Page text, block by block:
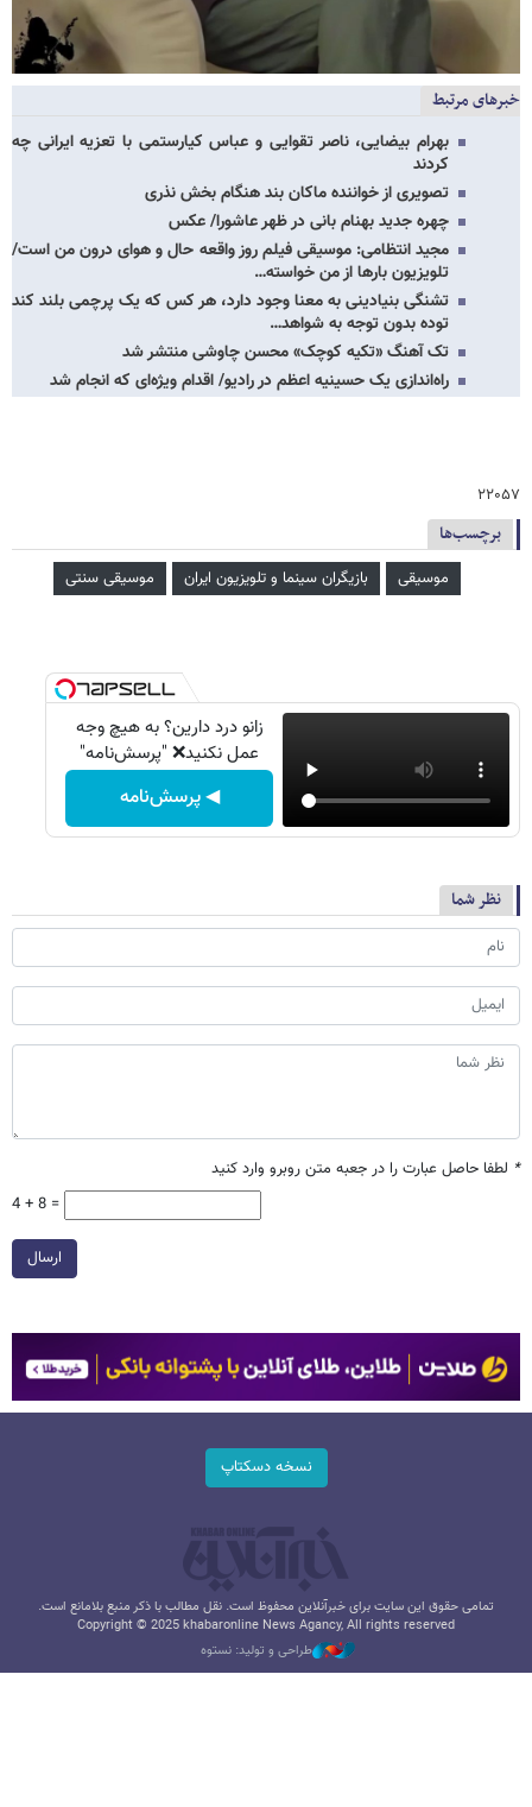
خبرهای مرتبط
بهرام بیضایی، ناصر تقوایی و عباس کیارستمی با تعزیه ایرانی چه
کردند
تصویری از خواننده ماکان بند هنگام بخش نذری
چهره جدید بهنام بانی در ظهر عاشورا/ عکس
مجید انتظامی: موسیقی فیلم روز واقعه حال و هوای درون من است/
تلویزیون بارها از من خواسته…
تشنگی بنیادینی به معنا وجود دارد، هر کس که یک پرچمی بلند کند
توده بدون توجه به شواهد…
تک آهنگ «تکیه کوچک» محسن چاوشی منتشر شد
راه‌اندازی یک حسینیه اعظم در رادیو/ اقدام ویژه‌ای که انجام شد
۲۲۰۵۷
برچسب‌ها
موسیقی بازیگران سینما و تلویزیون ایران موسیقی سنتی
زانو درد دارین؟ به هیچ وجه
عمل نکنید❌ "پرسش‌نامه"
◀ پرسش‌نامه
نظر شما
* لطفا حاصل عبارت را در جعبه متن روبرو وارد کنید
4 + 8 =
ارسال
نسخه دسکتاپ
تمامی حقوق این سایت برای خبرآنلاین محفوظ است. نقل مطالب با ذکر منبع بلامانع است.
Copyright © 2025 khabaronline News Agancy, All rights reserved
طراحی و تولید: نستوه